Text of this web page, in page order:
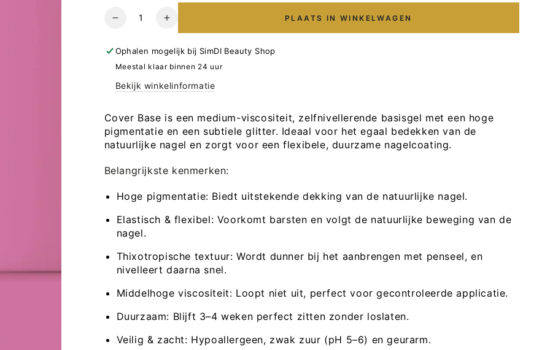
Hoeveelheid
Verlaag
aantal
voor
Cover
Nr28,
13ml
Verhoog
het
aantal
voor
Cover
Nr28,
13ml
PLAATS IN WINKELWAGEN
Ophalen mogelijk bij SimDI Beauty Shop
Meestal klaar binnen 24 uur
Bekijk winkelinformatie
Cover Base is een medium-viscositeit, zelfnivellerende basisgel met een hoge
pigmentatie en een subtiele glitter. Ideaal voor het egaal bedekken van de
natuurlijke nagel en zorgt voor een flexibele, duurzame nagelcoating.
Belangrijkste kenmerken:
Hoge pigmentatie: Biedt uitstekende dekking van de natuurlijke nagel.
Elastisch & flexibel: Voorkomt barsten en volgt de natuurlijke beweging van de
nagel.
Thixotropische textuur: Wordt dunner bij het aanbrengen met penseel, en
nivelleert daarna snel.
Middelhoge viscositeit: Loopt niet uit, perfect voor gecontroleerde applicatie.
Duurzaam: Blijft 3–4 weken perfect zitten zonder loslaten.
Veilig & zacht: Hypoallergeen, zwak zuur (pH 5–6) en geurarm.